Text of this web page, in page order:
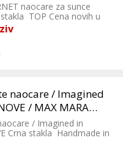
naocare za sunce
TOP Cena novih u
( skoro da su dzabe )
naocare / Imagined
/ Imagined in
Crna stakla Handmade in
kvalitetne i skupe naocare.